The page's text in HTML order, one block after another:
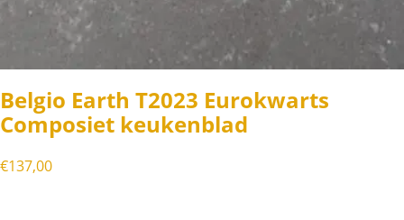
Belgio Earth T2023 Eurokwarts
Composiet keukenblad
€137,00